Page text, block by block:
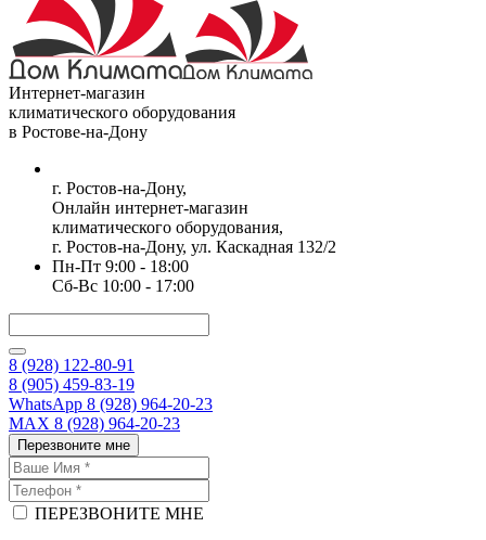
Интернет-магазин
климатического оборудования
в Ростове-на-Дону
г. Ростов-на-Дону,
Онлайн интернет-магазин
климатического оборудования,
г. Ростов-на-Дону, ул. Каскадная 132/2
Пн-Пт 9:00 - 18:00
Сб-Вс 10:00 - 17:00
8 (928) 122-80-91
8 (905) 459-83-19
WhatsApp 8 (928) 964-20-23
MAX 8 (928) 964-20-23
Перезвоните мне
ПЕРЕЗВОНИТЕ МНЕ